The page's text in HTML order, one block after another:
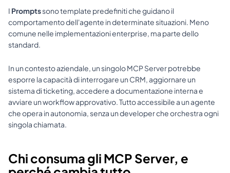
I Prompts sono template predefiniti che guidano il
comportamento dell'agente in determinate situazioni. Meno
comune nelle implementazioni enterprise, ma parte dello
standard.
In un contesto aziendale, un singolo MCP Server potrebbe
esporre la capacità di interrogare un CRM, aggiornare un
sistema di ticketing, accedere a documentazione interna e
avviare un workflow approvativo. Tutto accessibile a un agente
che opera in autonomia, senza un developer che orchestra ogni
singola chiamata.
Chi consuma gli MCP Server, e